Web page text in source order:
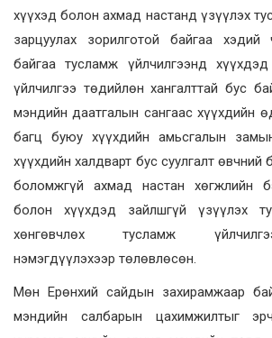
хүүхэд болон ахмад настанд үзүүлэх
зарцуулах зорилготой байгаа
байгаа тусламж үйлчилгээнд
үйлчилгээ төдийлөн хангалттай бус
мэндийн даатгалын сангаас хүүхдийн
багц буюу хүүхдийн амьсгалын
хүүхдийн халдварт бус суулгалт өвчний
боломжгүй ахмад настан хөгжлийн
болон хүүхдэд зайлшгүй үзүүлэх
хөнгөвчлөх тусламж
нэмэгдүүлэхээр төлөвлөсөн.
Мөн Ерөнхий сайдын захирамжаар
мэндийн салбарын цахимжилтыг